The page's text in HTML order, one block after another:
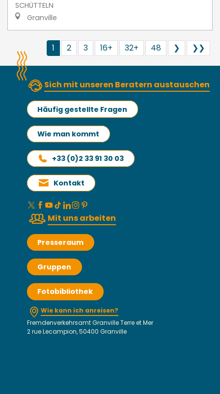
SCHÜTTELN
Granville
1 2 3 16+ 32+ 48 ❯ ❯❯
Sich mit unseren Beratern austauschen
Häufig gestellte Fragen
Wie man kommt
+33 (0)2 33 91 30 03
Kontakt
Mit uns arbeiten
Presseraum
Gruppen
Fotobibliothek
Wie kann ich anreisen?
Fremdenverkehrsamt Granville Terre et Mer
2 rue Lecampion, 50400 Granville